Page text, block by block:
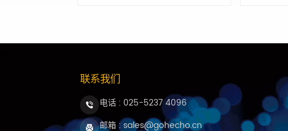
联系我们
电话 : 025-5237 4096
邮箱 : sales@gohecho.cn